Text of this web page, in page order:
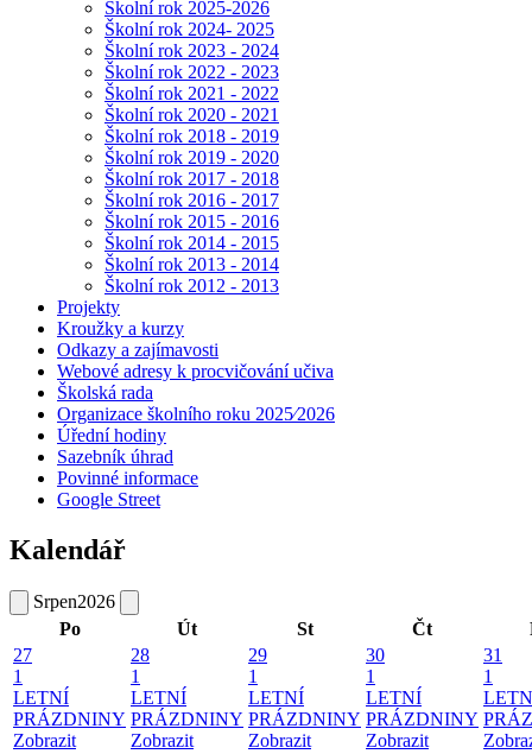
Školní rok 2025-2026
Školní rok 2024- 2025
Školní rok 2023 - 2024
Školní rok 2022 - 2023
Školní rok 2021 - 2022
Školní rok 2020 - 2021
Školní rok 2018 - 2019
Školní rok 2019 - 2020
Školní rok 2017 - 2018
Školní rok 2016 - 2017
Školní rok 2015 - 2016
Školní rok 2014 - 2015
Školní rok 2013 - 2014
Školní rok 2012 - 2013
Projekty
Kroužky a kurzy
Odkazy a zajímavosti
Webové adresy k procvičování učiva
Školská rada
Organizace školního roku 2025⁄2026
Úřední hodiny
Sazebník úhrad
Povinné informace
Google Street
Kalendář
Srpen2026
Po
Út St Čt
27
1
LETNÍ
PRÁZDNINY
Zobrazit
28
1
LETNÍ
PRÁZDNINY
Zobrazit
29
1
LETNÍ
PRÁZDNINY
Zobrazit
30
1
LETNÍ
PRÁZDNINY
Zobrazit
31
1